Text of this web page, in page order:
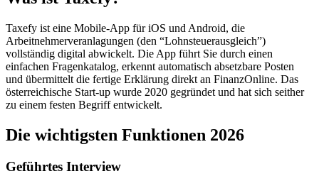
Taxefy ist eine Mobile-App für iOS und Android, die
Arbeitnehmerveranlagungen (den “Lohnsteuerausgleich”)
vollständig digital abwickelt. Die App führt Sie durch einen
einfachen Fragenkatalog, erkennt automatisch absetzbare Posten
und übermittelt die fertige Erklärung direkt an FinanzOnline. Das
österreichische Start-up wurde 2020 gegründet und hat sich seither
zu einem festen Begriff entwickelt.
Die wichtigsten Funktionen 2026
Geführtes Interview